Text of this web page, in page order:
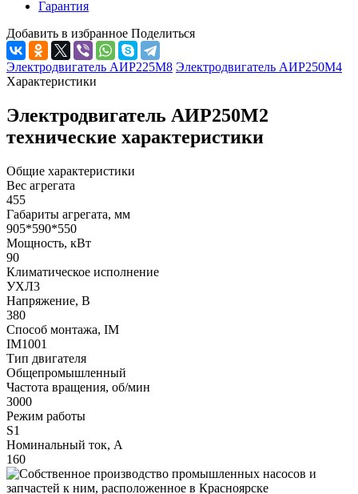
Гарантия
Добавить в избранное Поделиться
Электродвигатель АИР225М8 Электродвигатель АИР250М4
Характеристики
Электродвигатель АИР250М2
технические характеристики
Общие характеристики
Вес агрегата
455
Габариты агрегата, мм
905*590*550
Мощность, кВт
90
Климатическое исполнение
УХЛ3
Напряжение, В
380
Способ монтажа, IM
IM1001
Тип двигателя
Общепромышленный
Частота вращения, об/мин
3000
Режим работы
S1
Номинальный ток, А
160